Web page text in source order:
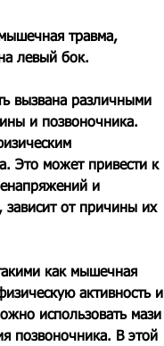
левый бок.
вызвана различными
и позвоночника.
Это может привести к
и
зависит от причины их
как мышечная
активность и
использовать мази
позвоночника. В этой